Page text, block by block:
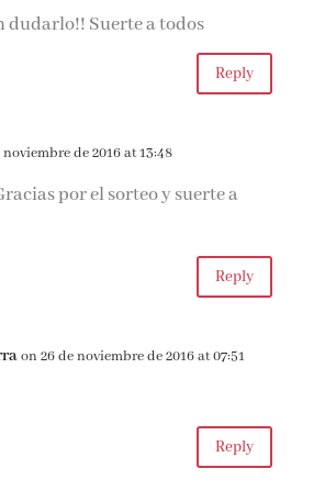
dudarlo!! Suerte a todos
Reply
de 2016 at 13:48
por el sorteo y suerte a
Reply
on 26 de noviembre de 2016 at 07:51
Reply